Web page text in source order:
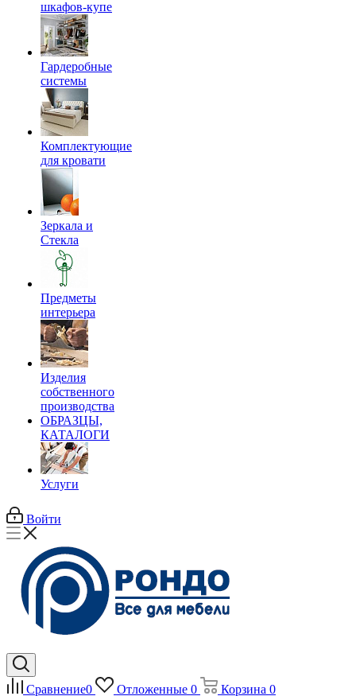
шкафов-купе
Гардеробные
системы
Комплектующие
для кровати
Зеркала и
Стекла
Предметы
интерьера
Изделия
собственного
производства
ОБРАЗЦЫ,
КАТАЛОГИ
Услуги
Войти
Сравнение0 Отложенные 0 Корзина 0